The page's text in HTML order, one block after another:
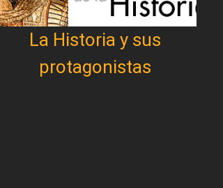
La Historia y sus
protagonistas